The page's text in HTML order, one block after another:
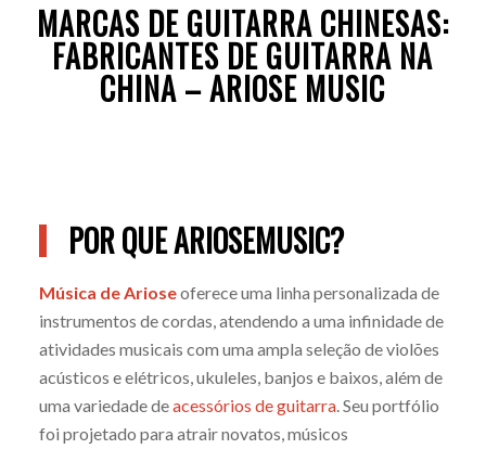
MARCAS DE GUITARRA CHINESAS:
FABRICANTES DE GUITARRA NA
CHINA – ARIOSE MUSIC
POR QUE ARIOSEMUSIC?
Música de Arioseoferece uma linha personalizada de
instrumentos de cordas, atendendo a uma infinidade de
atividades musicais com uma ampla seleção de violões
acústicos e elétricos, ukuleles, banjos e baixos, além de
uma variedade deacessórios de guitarra. Seu portfólio
foi projetado para atrair novatos, músicos